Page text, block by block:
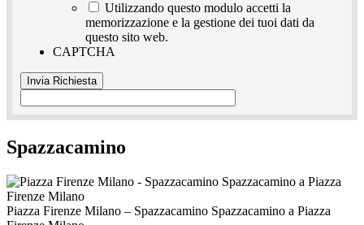
Utilizzando questo modulo accetti la
memorizzazione e la gestione dei tuoi dati da
questo sito web.
CAPTCHA
Spazzacamino
Piazza Firenze Milano – Spazzacamino Spazzacamino a Piazza